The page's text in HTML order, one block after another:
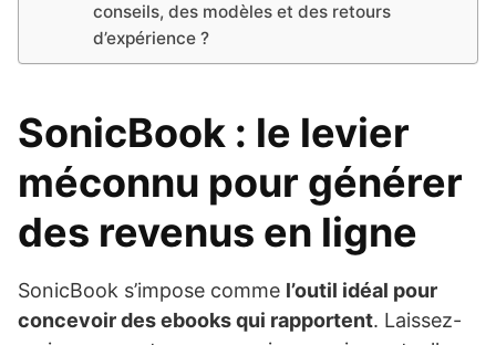
conseils, des modèles et des retours
d’expérience ?
SonicBook : le levier
méconnu pour générer
des revenus en ligne
SonicBook s’impose comme l’outil idéal pour
concevoir des ebooks qui rapportent. Laissez-